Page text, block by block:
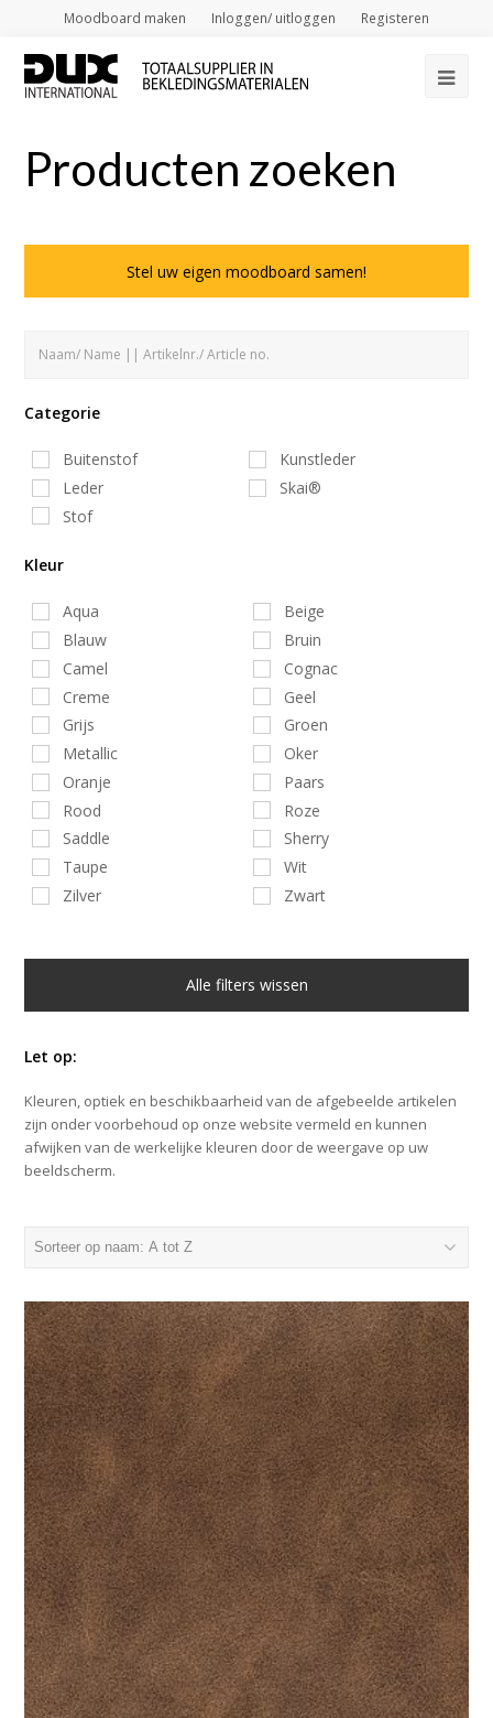
Moodboard maken Inloggen/ uitloggen Registeren
Producten zoeken
Stel uw eigen moodboard samen!
Categorie
Buitenstof
Kunstleder
Leder
Skai®
Stof
Kleur
Aqua
Beige
Blauw
Bruin
Camel
Cognac
Creme
Geel
Grijs
Groen
Metallic
Oker
Oranje
Paars
Rood
Roze
Saddle
Sherry
Taupe
Wit
Zilver
Zwart
Alle filters wissen
Let op:
Kleuren, optiek en beschikbaarheid van de afgebeelde artikelen
zijn onder voorbehoud op onze website vermeld en kunnen
afwijken van de werkelijke kleuren door de weergave op uw
beeldscherm.